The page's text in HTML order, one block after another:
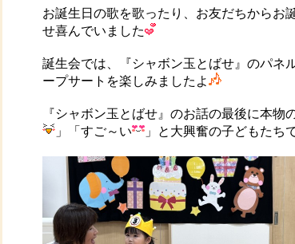
お誕生日の歌を歌ったり、お友だちからお
せ喜んでいました
誕生会では、『シャボン玉とばせ』のパネ
ープサートを楽しみましたよ
『シャボン玉とばせ』のお話の最後に本
」「すご～い
」と大興奮の子どもたち